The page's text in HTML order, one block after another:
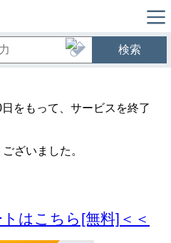
検索
をもって、サービスを終了
ざいました。
はこちら[無料]＜＜